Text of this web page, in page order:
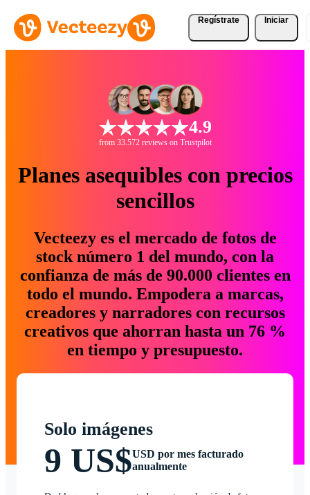
Regístrate Iniciar
4.9
from 33.572 reviews on Trustpilot
Planes asequibles con precios
sencillos
Vecteezy es el mercado de fotos de
stock número 1 del mundo, con la
confianza de más de 90.000 clientes en
todo el mundo. Empodera a marcas,
creadores y narradores con recursos
creativos que ahorran hasta un 76 %
en tiempo y presupuesto.
Solo imágenes
9 US$USD por mes facturado
anualmente